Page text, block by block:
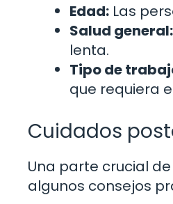
Edad: Las
Salud general:
lenta.
Tipo de
que requiera
Cuidados
Una parte crucial
algunos consejos